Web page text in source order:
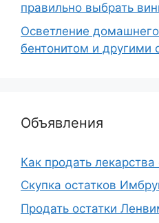
правильно выбрать
Осветление
бентонитом и другими
Объявления
Как продать лекарства
Скупка остатков
Продать остатки